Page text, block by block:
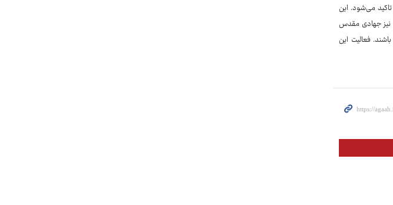
می‌شود. این
نیز جهادی مقدس
فعالیت این